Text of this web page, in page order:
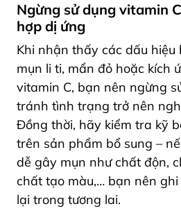
Ngừng sử dụng vitamin
hợp dị ứng
Khi nhận thấy các dấu
mụn li ti, mẩn đỏ hoặc kích
vitamin C, bạn nên ngừng
tránh tình trạng trở nên
Đồng thời, hãy kiểm tra kỹ
trên sản phẩm bổ sung –
dễ gây mụn như chất độn,
chất tạo màu,… bạn nên
lại trong tương lai.